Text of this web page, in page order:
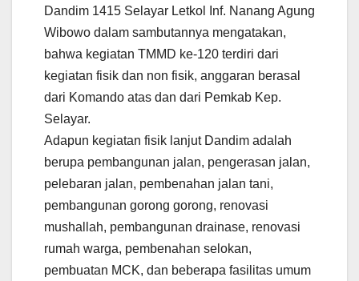
Dandim 1415 Selayar Letkol Inf. Nanang Agung
Wibowo dalam sambutannya mengatakan,
bahwa kegiatan TMMD ke-120 terdiri dari
kegiatan fisik dan non fisik, anggaran berasal
dari Komando atas dan dari Pemkab Kep.
Selayar.
Adapun kegiatan fisik lanjut Dandim adalah
berupa pembangunan jalan, pengerasan jalan,
pelebaran jalan, pembenahan jalan tani,
pembangunan gorong gorong, renovasi
mushallah, pembangunan drainase, renovasi
rumah warga, pembenahan selokan,
pembuatan MCK, dan beberapa fasilitas umum